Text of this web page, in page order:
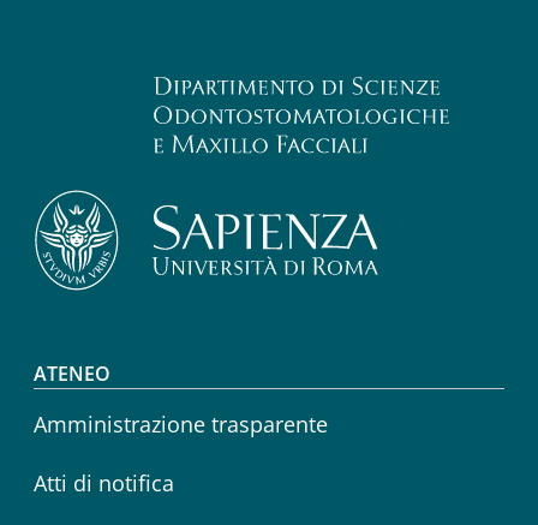
Footer menu
ATENEO
Amministrazione trasparente
Atti di notifica